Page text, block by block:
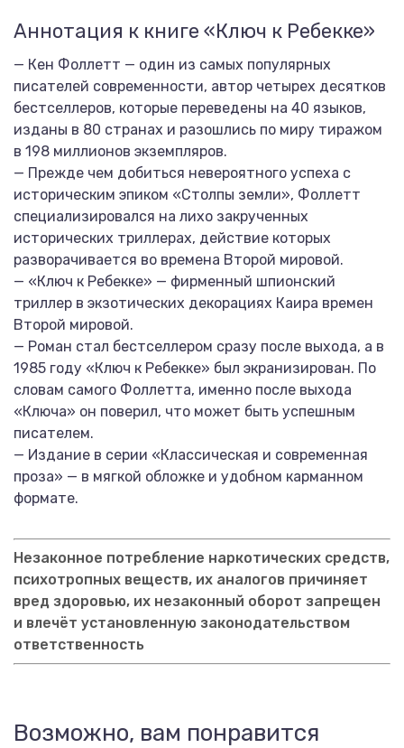
Аннотация к книге «Ключ к Ребекке»
— Кен Фоллетт — один из самых популярных
писателей современности, автор четырех десятков
бестселлеров, которые переведены на 40 языков,
изданы в 80 странах и разошлись по миру тиражом
в 198 миллионов экземпляров.
— Прежде чем добиться невероятного успеха с
историческим эпиком «Столпы земли», Фоллетт
специализировался на лихо закрученных
исторических триллерах, действие которых
разворачивается во времена Второй мировой.
— «Ключ к Ребекке» — фирменный шпионский
триллер в экзотических декорациях Каира времен
Второй мировой.
— Роман стал бестселлером сразу после выхода, а в
1985 году «Ключ к Ребекке» был экранизирован. По
словам самого Фоллетта, именно после выхода
«Ключа» он поверил, что может быть успешным
писателем.
— Издание в серии «Классическая и современная
проза» — в мягкой обложке и удобном карманном
формате.
Незаконное потребление наркотических средств,
психотропных веществ, их аналогов причиняет
вред здоровью, их незаконный оборот запрещен
и влечёт установленную законодательством
ответственность
Возможно, вам понравится